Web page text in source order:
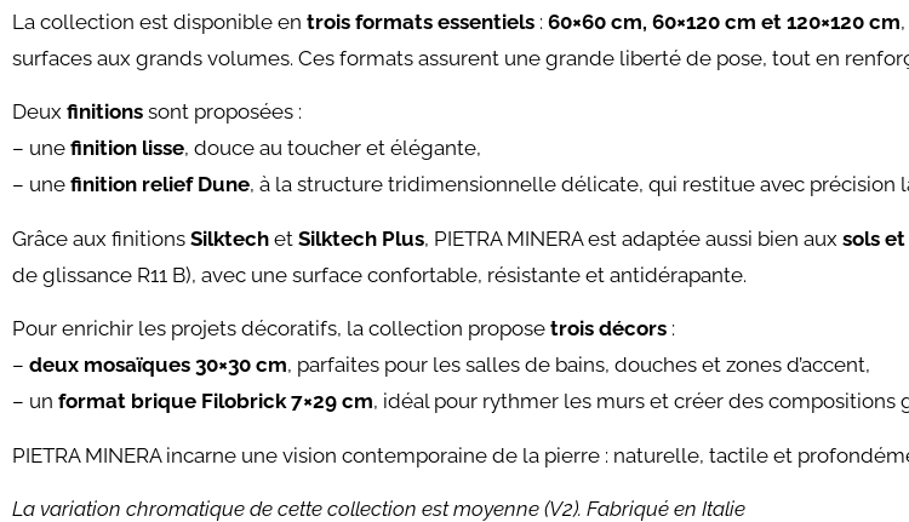
La collection est disponible en trois formats essentiels : 60×60 cm, 60×120 cm et 120×120 cm
surfaces aux grands volumes. Ces formats assurent une grande liberté de pose, tout en
Deux finitions sont proposées :
– une finition lisse, douce au toucher et élégante,
– une finition relief Dune, à la structure tridimensionnelle délicate, qui restitue avec précision
Grâce aux finitions Silktech et Silktech Plus, PIETRA MINERA est adaptée aussi bien aux sols
de glissance R11 B), avec une surface confortable, résistante et antidérapante.
Pour enrichir les projets décoratifs, la collection propose trois décors :
– deux mosaïques 30×30 cm, parfaites pour les salles de bains, douches et zones d’accent,
– un format brique Filobrick 7×29 cm, idéal pour rythmer les murs et créer des compositions
PIETRA MINERA incarne une vision contemporaine de la pierre : naturelle, tactile et
La variation chromatique de cette collection est moyenne (V2). Fabriqué en Italie